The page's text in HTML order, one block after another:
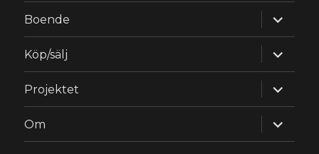
Boende
Köp/sälj
Projektet
Om